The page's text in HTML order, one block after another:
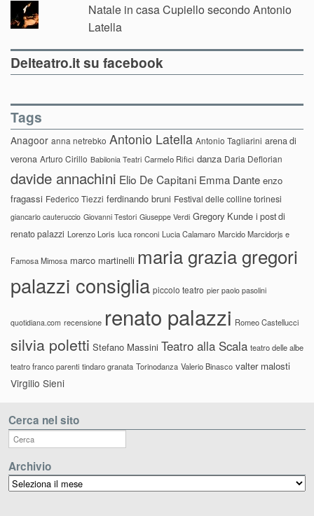
Natale in casa Cupiello secondo Antonio
Latella
Delteatro.it su facebook
Tags
Anagoor anna netrebko Antonio Latella Antonio Tagliarini arena di
verona Arturo Cirillo Babilonia Teatri Carmelo Rifici danza Daria Deflorian
davide annachini Elio De Capitani Emma Dante enzo
fragassi Federico Tiezzi ferdinando bruni Festival delle colline torinesi
giancarlo cauteruccio Giovanni Testori Giuseppe Verdi Gregory Kunde i post di
renato palazzi Lorenzo Loris luca ronconi Lucia Calamaro Marcido Marcidorjs e
Famosa Mimosa marco martinelli maria grazia gregori
palazzi consiglia piccolo teatro pier paolo pasolini
quotidiana.com recensione renato palazzi Romeo Castellucci
silvia poletti Stefano Massini Teatro alla Scala teatro delle albe
teatro franco parenti tindaro granata Torinodanza Valerio Binasco valter malosti
Virgilio Sieni
Cerca nel sito
Archivio
Archivio